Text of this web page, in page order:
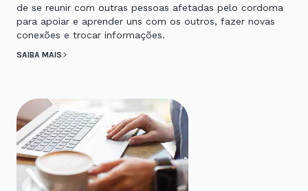
de se reunir com outras pessoas afetadas pelo cordoma
para apoiar e aprender uns com os outros, fazer novas
conexões e trocar informações.
SAIBA MAIS